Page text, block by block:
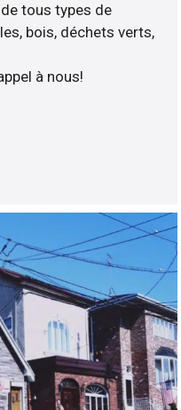
tous types de
bois, déchets verts,
à nous!